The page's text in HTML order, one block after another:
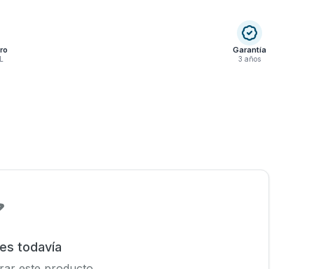
Garantía
3 años
todavía